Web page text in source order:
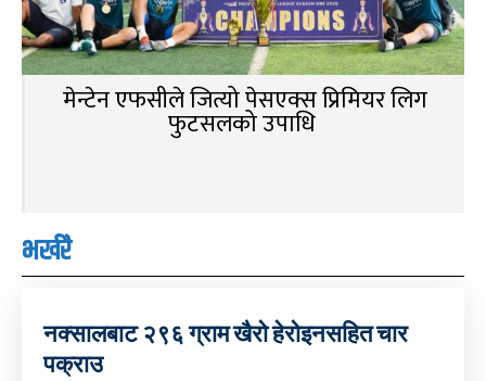
मेन्टेन एफसीले जित्यो पेसएक्स प्रिमियर लिग
फुटसलको उपाधि
भर्खरै
नक्सालबाट २९६ ग्राम खैरो हेरोइनसहित चार
पक्राउ